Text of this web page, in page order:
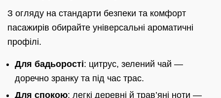
З огляду на стандарти безпеки та комфорт
пасажирів обирайте універсальні ароматичні
профілі.
Для бадьорості: цитрус, зелений чай —
доречно зранку та під час трас.
Для спокою: легкі деревні й трав’яні ноти —